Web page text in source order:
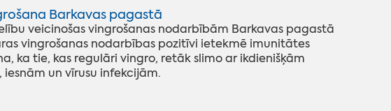
Barkavas pagastā
veicinošas vingrošanas nodarbībām Barkavas pagastā
vingrošanas nodarbības pozitīvi ietekmē imunitātes
ka tie, kas regulāri vingro, retāk slimo ar ikdienišķām
un vīrusu infekcijām.